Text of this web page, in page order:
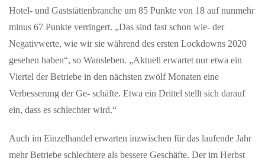
Hotel- und Gaststättenbranche um 85 Punkte von 18 auf nunmehr
minus 67 Punkte verringert. „Das sind fast schon wie- der
Negativwerte, wie wir sie während des ersten Lockdowns 2020
gesehen haben“, so Wansleben. „Aktuell erwartet nur etwa ein
Viertel der Betriebe in den nächsten zwölf Monaten eine
Verbesserung der Ge- schäfte. Etwa ein Drittel stellt sich darauf
ein, dass es schlechter wird.“
Auch im Einzelhandel erwarten inzwischen für das laufende Jahr
mehr Betriebe schlechtere als bessere Geschäfte. Der im Herbst